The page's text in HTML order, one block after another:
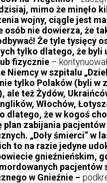
mimo że minęło
wojny, ciągle jest
osób nie dowierza, że
Że tyle tysięcy
tylko dlatego, że byli
fizycznie –
Niemcy w szpitalu
tylko Polaków (byli w
ale też Żydów,
Włochów,
dlatego, że w kogoś
plan zabijania
„Doły śmierci” w
to na razie jedyne
gnieźnieńskim,
pacjentów
w Gnieźnie –